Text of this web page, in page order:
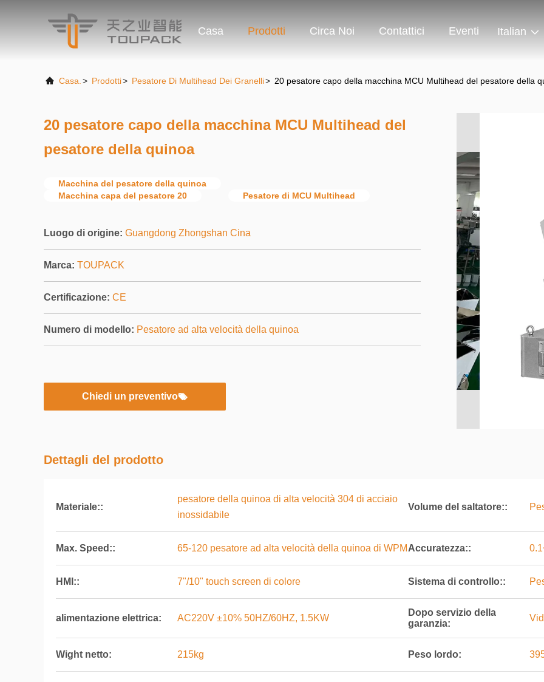
Casa Prodotti Circa Noi Contattici Eventi Italian
Casa. > Prodotti> Pesatore Di Multihead Dei Granelli> 20 pesatore capo della macchina MCU Multihead del pesatore della
20 pesatore capo della macchina MCU Multihead del
pesatore della quinoa
Macchina del pesatore della quinoa
Macchina capa del pesatore 20
Pesatore di MCU Multihead
Luogo di origine: Guangdong Zhongshan Cina
Marca: TOUPACK
Certificazione: CE
Numero di modello: Pesatore ad alta velocità della quinoa
Chiedi un preventivo
Dettagli del prodotto
Materiale::
pesatore della quinoa di alta velocità 304 di acciaio
inossidabile
Volume del saltatore::
Max. Speed:: 65-120 pesatore ad alta velocità della quinoa di WPM Accuratezza::
HMI:: 7"/10" touch screen di colore Sistema di controllo::
alimentazione elettrica: AC220V ±10% 50HZ/60HZ, 1.5KW
Dopo servizio della
garanzia:
Wight netto: 215kg Peso lordo: